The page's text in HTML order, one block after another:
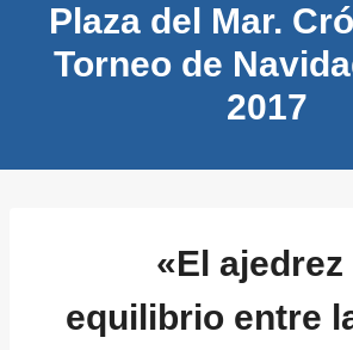
Plaza del Mar.
Torneo de
2017
«El
equilibrio entre